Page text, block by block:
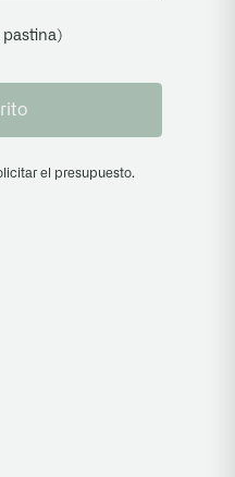
pastina)
el presupuesto.